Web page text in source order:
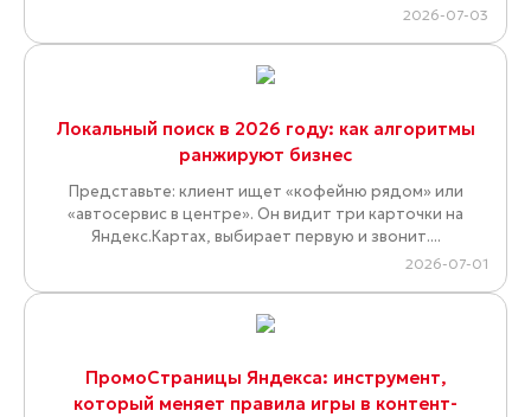
2026-07-03
Локальный поиск в 2026 году: как алгоритмы
ранжируют бизнес
Представьте: клиент ищет «кофейню рядом» или
«автосервис в центре». Он видит три карточки на
Яндекс.Картах, выбирает первую и звонит....
2026-07-01
ПромоСтраницы Яндекса: инструмент,
который меняет правила игры в контент-